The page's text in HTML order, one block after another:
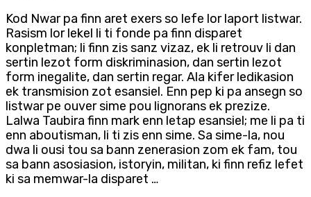
Kod Nwar pa finn aret exers so lefe lor laport listwar.
Rasism lor lekel li ti fonde pa finn disparet
konpletman; li finn zis sanz vizaz, ek li retrouv li dan
sertin lezot form diskriminasion, dan sertin lezot
form inegalite, dan sertin regar. Ala kifer ledikasion
ek transmision zot esansiel. Enn pep ki pa ansegn so
listwar pe ouver sime pou lignorans ek prezize.
Lalwa Taubira finn mark enn letap esansiel; me li pa ti
enn aboutisman, li ti zis enn sime. Sa sime-la, nou
dwa li ousi tou sa bann zenerasion zom ek fam, tou
sa bann asosiasion, istoryin, militan, ki finn refiz lefet
ki sa memwar-la disparet …